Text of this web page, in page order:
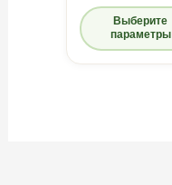
Выберите
параметры